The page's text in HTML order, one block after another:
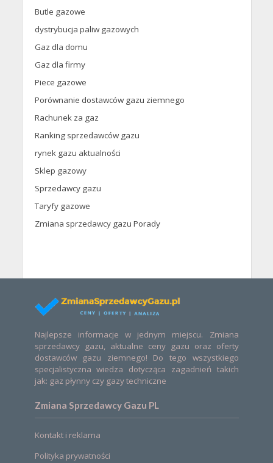
Butle gazowe
dystrybucja paliw gazowych
Gaz dla domu
Gaz dla firmy
Piece gazowe
Porównanie dostawców gazu ziemnego
Rachunek za gaz
Ranking sprzedawców gazu
rynek gazu aktualności
Sklep gazowy
Sprzedawcy gazu
Taryfy gazowe
Zmiana sprzedawcy gazu Porady
Najlepsze informacje w jednym miejscu. Zmiana
sprzedawcy gazu, aktualne ceny gazu oraz oferty
dostawców gazu ziemnego! Do tego wszystkiego
specjalistyczna wiedza dotycząca zagadnień takich
jak: gaz płynny czy gazy techniczne
Zmiana Sprzedawcy Gazu PL
Kontakt i reklama
Polityka prywatności